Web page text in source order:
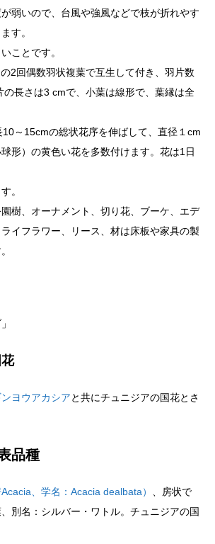
弱いので、台風や強風などで枝が折れやす
す。
ことです。
2回偶数羽状複葉で互生して付き、羽片数
の長さは3 cmで、小葉は線形で、葉縁は全
～15cmの総状花序を伸ばして、直径１cm
形）の黄色い花を多数付けます。花は1日
。
樹、オーナメント、切り花、ブーケ、エデ
イフラワー、リース、材は床板や家具の製
ンヨウアカシアと共にチュニジアの国花とさ
品種
、学名：Acacia dealbata）
、房状で
別名：シルバー・ワトル。チュニジアの国